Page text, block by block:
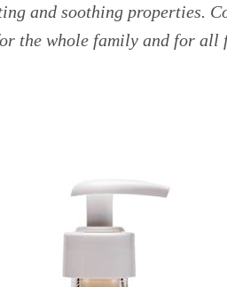
and soothing properties.
the whole family and for all